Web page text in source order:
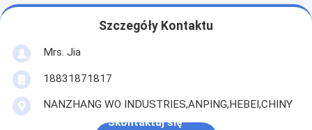
Szczegóły Kontaktu
Mrs. Jia
18831871817
NANZHANG WO INDUSTRIES,ANPING,HEBEI,CHINY
Skontaktuj się